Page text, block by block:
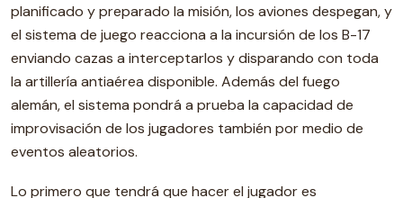
planificado y preparado la misión, los aviones despegan, y
el sistema de juego reacciona a la incursión de los B-17
enviando cazas a interceptarlos y disparando con toda
la artillería antiaérea disponible. Además del fuego
alemán, el sistema pondrá a prueba la capacidad de
improvisación de los jugadores también por medio de
eventos aleatorios.
Lo primero que tendrá que hacer el jugador es